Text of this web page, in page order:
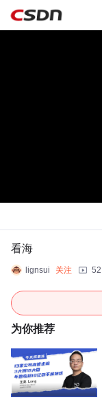
看海
lignsui 关注 52
为你推荐